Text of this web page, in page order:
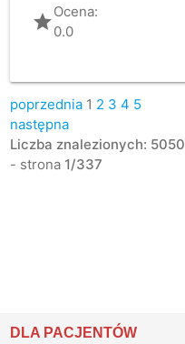
gradeOcena:
0.0
poprzednia 1 2 3 4 5
następna
Liczba znalezionych: 5050
- strona 1/337
DLA PACJENTÓW